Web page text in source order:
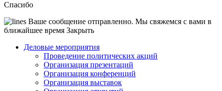
Спасибо
Ваше сообщение отправленно. Мы свяжемся с вами в
ближайшее время Закрыть
Деловые мероприятия
Проведение политических акций
Организация презентаций
Организация конференций
Организация выставок